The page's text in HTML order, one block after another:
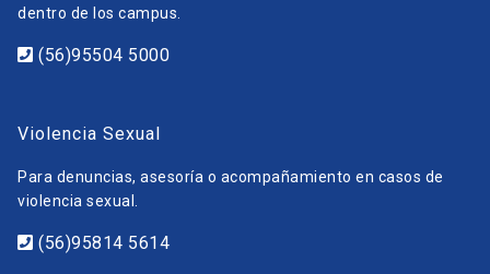
dentro de los campus.
(56)95504 5000
Violencia Sexual
Para denuncias, asesoría o acompañamiento en casos de
violencia sexual.
(56)95814 5614